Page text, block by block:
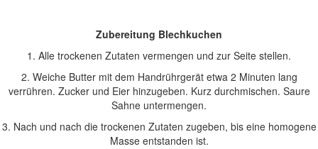
Zubereitung Blechkuchen
1. Alle trockenen Zutaten vermengen und zur Seite stellen.
2. Weiche Butter mit dem Handrührgerät etwa 2 Minuten lang
verrühren. Zucker und Eier hinzugeben. Kurz durchmischen. Saure
Sahne untermengen.
3. Nach und nach die trockenen Zutaten zugeben, bis eine homogene
Masse entstanden ist.